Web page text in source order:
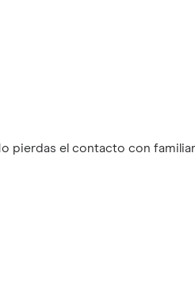
pierdas el contacto con